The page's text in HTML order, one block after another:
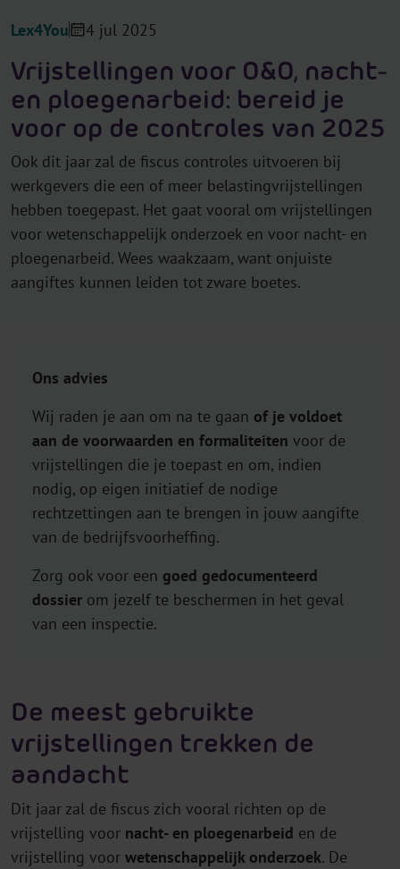
Lex4You 4 jul 2025
Vrijstellingen voor O&O, nacht-
en ploegenarbeid: bereid je
voor op de controles van 2025
Ook dit jaar zal de fiscus controles uitvoeren bij
werkgevers die een of meer belastingvrijstellingen
hebben toegepast. Het gaat vooral om vrijstellingen
voor wetenschappelijk onderzoek en voor nacht- en
ploegenarbeid. Wees waakzaam, want onjuiste
aangiftes kunnen leiden tot zware boetes.
Ons advies
Wij raden je aan om na te gaan of je voldoet
aan de voorwaarden en formaliteiten voor de
vrijstellingen die je toepast en om, indien
nodig, op eigen initiatief de nodige
rechtzettingen aan te brengen in jouw aangifte
van de bedrijfsvoorheffing.
Zorg ook voor een goed gedocumenteerd
dossier om jezelf te beschermen in het geval
van een inspectie.
De meest gebruikte
vrijstellingen trekken de
aandacht
Dit jaar zal de fiscus zich vooral richten op de
vrijstelling voor nacht- en ploegenarbeid en de
vrijstelling voor wetenschappelijk onderzoek. De